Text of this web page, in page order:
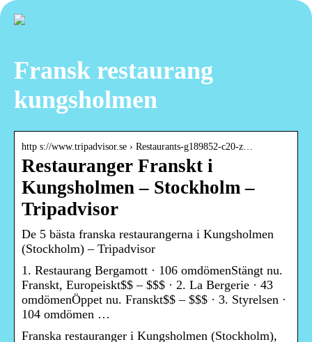
Fransk restaurang
kungsholmen
http s://www.tripadvisor.se › Restaurants-g189852-c20-z…
Restauranger Franskt i
Kungsholmen – Stockholm –
Tripadvisor
De 5 bästa franska restaurangerna i Kungsholmen
(Stockholm) – Tripadvisor
1. Restaurang Bergamott · 106 omdömenStängt nu.
Franskt, Europeiskt$$ – $$$ · 2. La Bergerie · 43
omdömenÖppet nu. Franskt$$ – $$$ · 3. Styrelsen ·
104 omdömen …
Franska restauranger i Kungsholmen (Stockholm),